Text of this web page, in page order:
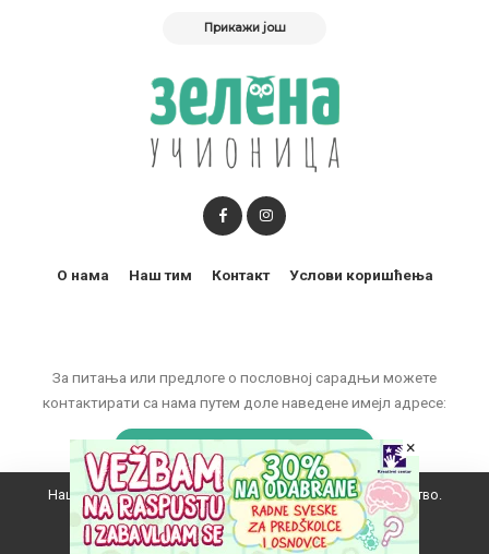
Прикажи још
За питања или предлоге о пословној сарадњи можете
контактирати са нама путем доле наведене имејл адресе:
marketing@zelenaucionica.com
О нама Наш тим Контакт Услови коришћења
© 2011-2024 Copyright by Zelena učionica. All Rights reserved.
Наш вебсајт користи колачиће да побољша ваше искуство.
Прихватам
×